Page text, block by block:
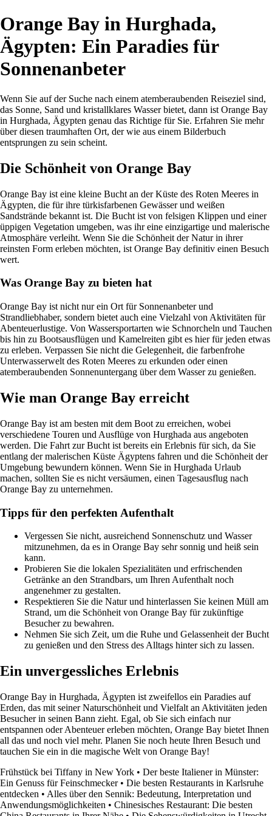
Orange Bay in Hurghada,
Ägypten: Ein Paradies für
Sonnenanbeter
Wenn Sie auf der Suche nach einem atemberaubenden Reiseziel sind,
das Sonne, Sand und kristallklares Wasser bietet, dann ist Orange Bay
in Hurghada, Ägypten genau das Richtige für Sie. Erfahren Sie mehr
über diesen traumhaften Ort, der wie aus einem Bilderbuch
entsprungen zu sein scheint.
Die Schönheit von Orange Bay
Orange Bay ist eine kleine Bucht an der Küste des Roten Meeres in
Ägypten, die für ihre türkisfarbenen Gewässer und weißen
Sandstrände bekannt ist. Die Bucht ist von felsigen Klippen und einer
üppigen Vegetation umgeben, was ihr eine einzigartige und malerische
Atmosphäre verleiht. Wenn Sie die Schönheit der Natur in ihrer
reinsten Form erleben möchten, ist Orange Bay definitiv einen Besuch
wert.
Was Orange Bay zu bieten hat
Orange Bay ist nicht nur ein Ort für Sonnenanbeter und
Strandliebhaber, sondern bietet auch eine Vielzahl von Aktivitäten für
Abenteuerlustige. Von Wassersportarten wie Schnorcheln und Tauchen
bis hin zu Bootsausflügen und Kamelreiten gibt es hier für jeden etwas
zu erleben. Verpassen Sie nicht die Gelegenheit, die farbenfrohe
Unterwasserwelt des Roten Meeres zu erkunden oder einen
atemberaubenden Sonnenuntergang über dem Wasser zu genießen.
Wie man Orange Bay erreicht
Orange Bay ist am besten mit dem Boot zu erreichen, wobei
verschiedene Touren und Ausflüge von Hurghada aus angeboten
werden. Die Fahrt zur Bucht ist bereits ein Erlebnis für sich, da Sie
entlang der malerischen Küste Ägyptens fahren und die Schönheit der
Umgebung bewundern können. Wenn Sie in Hurghada Urlaub
machen, sollten Sie es nicht versäumen, einen Tagesausflug nach
Orange Bay zu unternehmen.
Tipps für den perfekten Aufenthalt
Vergessen Sie nicht, ausreichend Sonnenschutz und Wasser
mitzunehmen, da es in Orange Bay sehr sonnig und heiß sein
kann.
Probieren Sie die lokalen Spezialitäten und erfrischenden
Getränke an den Strandbars, um Ihren Aufenthalt noch
angenehmer zu gestalten.
Respektieren Sie die Natur und hinterlassen Sie keinen Müll am
Strand, um die Schönheit von Orange Bay für zukünftige
Besucher zu bewahren.
Nehmen Sie sich Zeit, um die Ruhe und Gelassenheit der Bucht
zu genießen und den Stress des Alltags hinter sich zu lassen.
Ein unvergessliches Erlebnis
Orange Bay in Hurghada, Ägypten ist zweifellos ein Paradies auf
Erden, das mit seiner Naturschönheit und Vielfalt an Aktivitäten jeden
Besucher in seinen Bann zieht. Egal, ob Sie sich einfach nur
entspannen oder Abenteuer erleben möchten, Orange Bay bietet Ihnen
all das und noch viel mehr. Planen Sie noch heute Ihren Besuch und
tauchen Sie ein in die magische Welt von Orange Bay!
Frühstück bei Tiffany in New York • Der beste Italiener in Münster:
Ein Genuss für Feinschmecker• Die besten Restaurants in Karlsruhe
entdecken • Alles über den Sennik: Bedeutung, Interpretation und
Anwendungsmöglichkeiten • Chinesisches Restaurant: Die besten